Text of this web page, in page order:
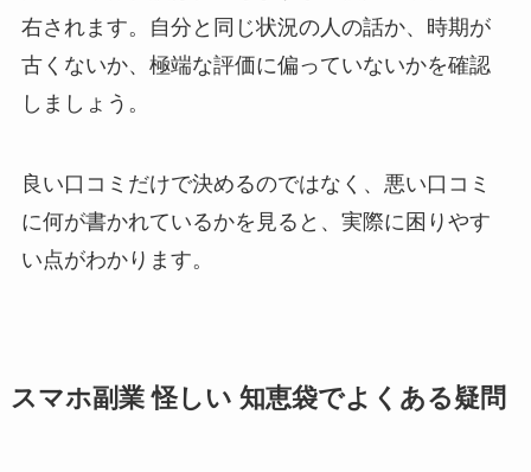
右されます。自分と同じ状況の人の話か、時期が
古くないか、極端な評価に偏っていないかを確認
しましょう。
良い口コミだけで決めるのではなく、悪い口コミ
に何が書かれているかを見ると、実際に困りやす
い点がわかります。
スマホ副業 怪しい 知恵袋でよくある疑問